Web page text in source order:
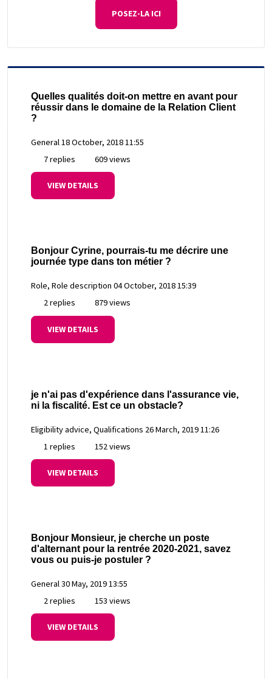
POSEZ-LA ICI
Quelles qualités doit-on mettre en avant pour
réussir dans le domaine de la Relation Client
?
General18 October, 2018 11:55
7 replies
609 views
VIEW DETAILS
Bonjour Cyrine, pourrais-tu me décrire une
journée type dans ton métier ?
Role, Role description 04 October, 2018 15:39
2 replies
879 views
VIEW DETAILS
je n'ai pas d'expérience dans l'assurance vie,
ni la fiscalité. Est ce un obstacle?
Eligibility advice, Qualifications 26 March, 2019 11:26
1 replies
152 views
VIEW DETAILS
Bonjour Monsieur, je cherche un poste
d'alternant pour la rentrée 2020-2021, savez
vous ou puis-je postuler ?
General30 May, 2019 13:55
2 replies
153 views
VIEW DETAILS